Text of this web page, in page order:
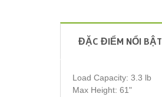
ĐẶC ĐIỂM NỔI BẬT
Load Capacity: 3.3 lb
Max Height: 61"